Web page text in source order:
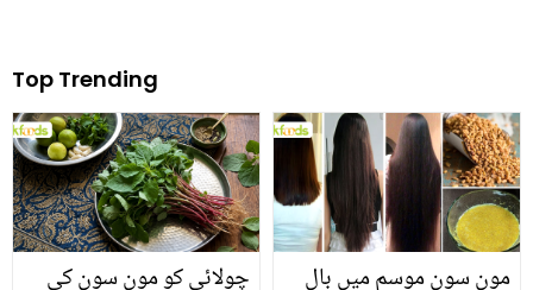
Top Trending
چولائی کو مون سون کی
مون سون موسم میں بال